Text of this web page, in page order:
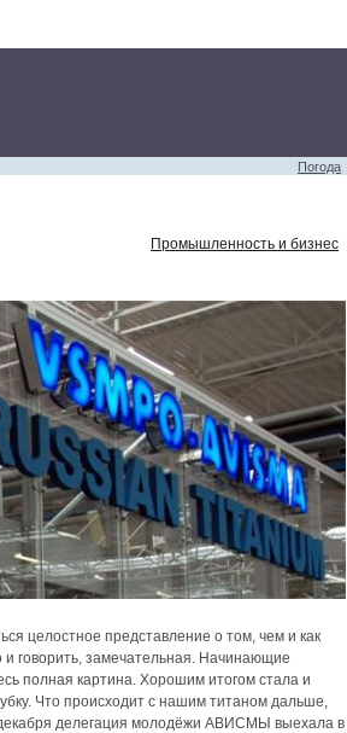
Погода
Промышленность и бизнес
целостное представление о том, чем и как
говорить, замечательная. Начинающие
полная картина. Хорошим итогом стала и
Что происходит с нашим титаном дальше,
делегация молодёжи АВИСМЫ выехала в